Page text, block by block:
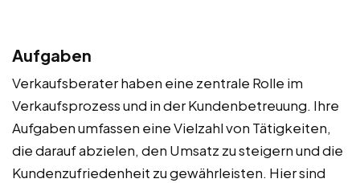
Aufgaben
Verkaufsberater haben eine zentrale Rolle im
Verkaufsprozess und in der Kundenbetreuung. Ihre
Aufgaben umfassen eine Vielzahl von Tätigkeiten,
die darauf abzielen, den Umsatz zu steigern und die
Kundenzufriedenheit zu gewährleisten. Hier sind